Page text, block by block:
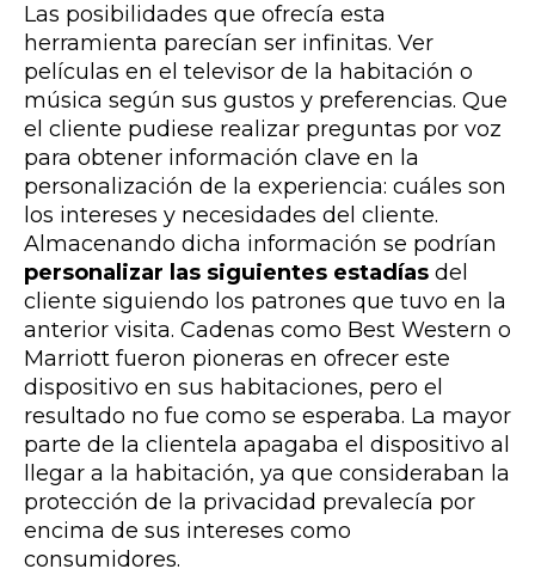
Las posibilidades que ofrecía esta
herramienta parecían ser infinitas. Ver
películas en el televisor de la habitación o
música según sus gustos y preferencias. Que
el cliente pudiese realizar preguntas por voz
para obtener información clave en la
personalización de la experiencia: cuáles son
los intereses y necesidades del cliente.
Almacenando dicha información se podrían
personalizar las siguientes estadías del
cliente siguiendo los patrones que tuvo en la
anterior visita. Cadenas como Best Western o
Marriott fueron pioneras en ofrecer este
dispositivo en sus habitaciones, pero el
resultado no fue como se esperaba. La mayor
parte de la clientela apagaba el dispositivo al
llegar a la habitación, ya que consideraban la
protección de la privacidad prevalecía por
encima de sus intereses como
consumidores.